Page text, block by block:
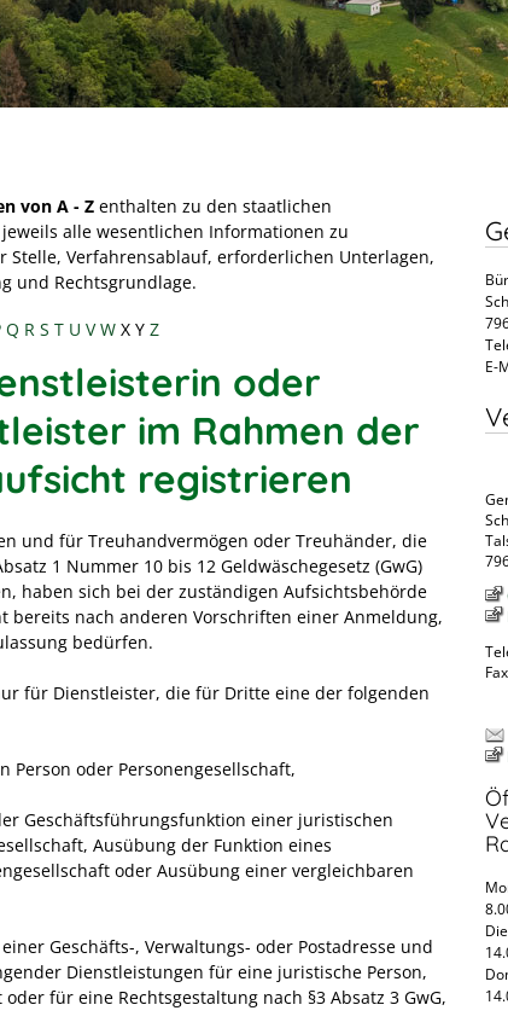
von A - Z enthalten zu den staatlichen
alle wesentlichen Informationen zu
Stelle, Verfahrensablauf, erforderlichen Unterlagen,
und Rechtsgrundlage.
Q R S T U V W X Y Z
oder
im Rahmen der
registrieren
und für Treuhandvermögen oder Treuhänder, die
1 Nummer 10 bis 12 Geldwäschegesetz (GwG)
haben sich bei der zuständigen Aufsichtsbehörde
bereits nach anderen Vorschriften einer Anmeldung,
bedürfen.
für Dienstleister, die für Dritte eine der folgenden
Person oder Personengesellschaft,
Geschäftsführungsfunktion einer juristischen
Ausübung der Funktion eines
oder Ausübung einer vergleichbaren
Geschäfts-, Verwaltungs- oder Postadresse und
Dienstleistungen für eine juristische Person,
für eine Rechtsgestaltung nach §3 Absatz 3 GwG,
E-
Fax